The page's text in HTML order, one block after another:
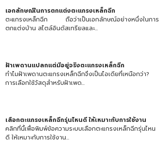
เอกลักษณ์ในการตกแต่งตะแกรงเหล็กฉีก
ตะแกรงเหล็กฉีก ถือว่าเป็นเอกลักษณ์อย่างหนึ่งในการ
ตกแต่งบ้าน สไตล์อินดัสเทรียลและ...
ฝ้าเพดานแปลกแต่มีอยู่จริงตะแกรงเหล็กฉีก
ทำไมฝ้าเพดานตะแกรงเหล็กฉีกจึงเป็นไอเดียที่เหนือกว่า?
การเลือกใช้วัสดุสำหรับฝ้าเพด...
เลือกตะแกรงเหล็กฉีกรุ่นไหนดี ให้เหมาะกับการใช้งาน
คลิกที่นี้เพื่อพิมพ์ข้อความระบบเลือกตะแกรงเหล็กฉีกรุ่นไหน
ดี ให้เหมาะกับการใช้งาน...